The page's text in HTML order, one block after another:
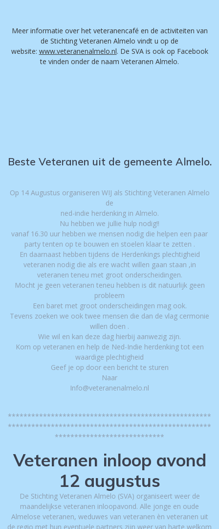
Meer informatie over het veteranencafé en de activiteiten van
de Stichting Veteranen Almelo vindt u op de
website: www.veteranenalmelo.nl. De SVA is ook op Facebook
te vinden onder de naam Veteranen Almelo.
Beste Veteranen uit de gemeente Almelo.
Op 14 Augustus organiseren WIJ als Stichting Veteranen Almelo
de
ned-indie herdenking in Almelo.
Nu hebben we jullie hulp nodig!!
vanaf 16.30 uur hebben we mensen nodig die helpen een paar
party tenten op te bouwen en stoelen klaar te zetten .
En daarnaast hebben tijdens de Herdenkings plechtigheid
veteranen nodig die als ere wacht willen gaan staan ,in
veteranen teneu met groot onderscheidingen.
Mocht je geen veteranen teneu hebben is dit natuurlijk geen
probleem
Een baret met groot onderscheidingen mag ook.
Tevens zoeken we ook twee mensen die dan de vlag cermonie
willen doen .
Wie wil en kan deze dag hierbij aanwezig zijn.
Kom op veteranen en help de Ned-Indie herdenking tot een
waardige plechtigheid
Geef je op door een bericht te sturen
Naar
Info@veteranenalmelo.nl
****************************************************
****************************************************
****************************
Veteranen inloop avond
12 augustus
De Stichting Veteranen Almelo (SVA) organiseert weer de
maandelijkse veteranen inloopavond. Alle jonge en oude
Almelose veteranen, weduwes van veteranen èn veteranen uit
de regio met hun eventuele partners zijn weer van harte welkom